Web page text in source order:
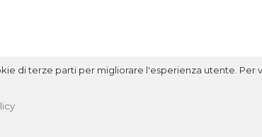
di terze parti per migliorare l'esperienza utente. Per